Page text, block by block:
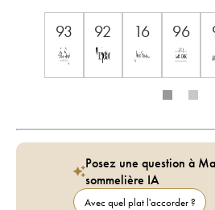
93 92 16 96
Posez une question à
sommelière IA
Avec quel plat l'accorder ?